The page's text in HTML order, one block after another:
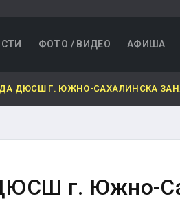
ФОТО / ВИДЕО АФИША
ДЮСШ Г. ЮЖНО-САХАЛИНСКА
г. Южно-